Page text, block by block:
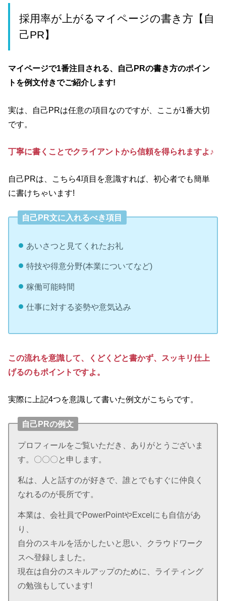
採用率が上がるマイページの書き方【自
己PR】
マイページで1番注目される、自己PRの書き方のポイン
トを例文付きでご紹介します!
実は、自己PRは任意の項目なのですが、ここが1番大切
です。
丁寧に書くことでクライアントから信頼を得られますよ♪
自己PRは、こちら4項目を意識すれば、初心者でも簡単
に書けちゃいます!
自己PR文に入れるべき項目
あいさつと見てくれたお礼
特技や得意分野(本業についてなど)
稼働可能時間
仕事に対する姿勢や意気込み
この流れを意識して、くどくどと書かず、スッキリ仕上
げるのもポイントですよ。
実際に上記4つを意識して書いた例文がこちらです。
自己PRの例文
プロフィールをご覧いただき、ありがとうございま
す。 〇〇〇と申します。
私は、人と話すのが好きで、誰とでもすぐに仲良く
なれるのが長所です。
本業は、会社員でPowerPointやExcelにも自信があ
り、
自分のスキルを活かしたいと思い、クラウドワーク
スへ登録しました。
現在は自分のスキルアップのために、ライティング
の勉強もしています!